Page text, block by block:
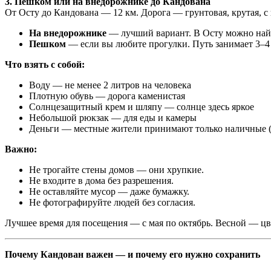
От Осту до Кандована — 12 км. Дорога — грунтовая, крутая,
На внедорожнике — лучший вариант. В Осту можно
Пешком — если вы любите прогулки. Путь занимает
Что взять с собой:
Воду — не менее 2 литров на человека
Плотную обувь — дорога каменистая
Солнцезащитный крем и шляпу — солнце здесь яркое
Небольшой рюкзак — для еды и камеры
Деньги — местные жители принимают только наличные
Важно:
Не трогайте стены домов — они хрупкие.
Не входите в дома без разрешения.
Не оставляйте мусор — даже бумажку.
Не фотографируйте людей без согласия.
Лучшее время для посещения — с мая по октябрь. Весной —
Почему Кандован важен — и почему его нужно сохранить